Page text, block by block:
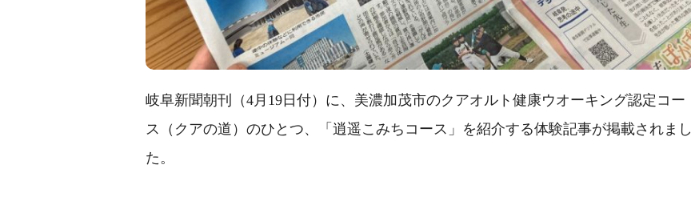
岐阜新聞朝刊（4月19日付）に、美濃加茂市のクアオルト健康ウオーキング認定コー
ス（クアの道）のひとつ、「逍遥こみちコース」を紹介する体験記事が掲載されまし
た。